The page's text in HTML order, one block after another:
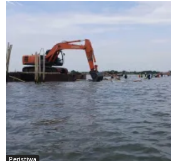
Peristiwa